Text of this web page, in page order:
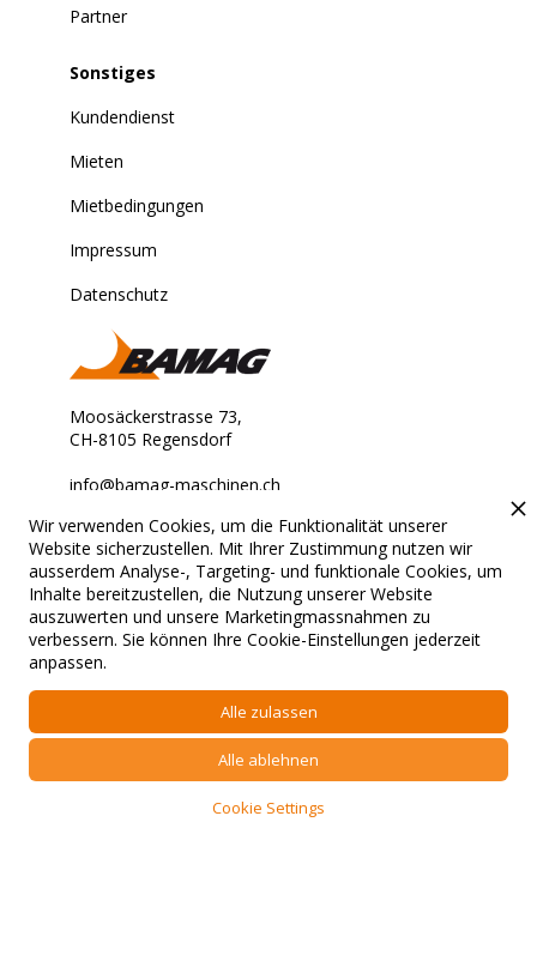
Partner
Sonstiges
Kundendienst
Mieten
Mietbedingungen
Impressum
Datenschutz
Moosäckerstrasse 73,
CH-8105 Regensdorf
info@bamag-maschinen.ch
Stets für Sie erreichbar.
© 2024 Bamag. All rights
reserved.
Konzept & Entwicklung von Suissma
Stets für Sie erreichbar.
DatenschutzImpressum
Wir verwenden Cookies, um die Funktionalität unserer
Website sicherzustellen. Mit Ihrer Zustimmung nutzen wir
ausserdem Analyse-, Targeting- und funktionale Cookies, um
Inhalte bereitzustellen, die Nutzung unserer Website
auszuwerten und unsere Marketingmassnahmen zu
verbessern. Sie können Ihre Cookie-Einstellungen jederzeit
anpassen.
Cookie Settings
Alle ablehnen
Alle zulassen